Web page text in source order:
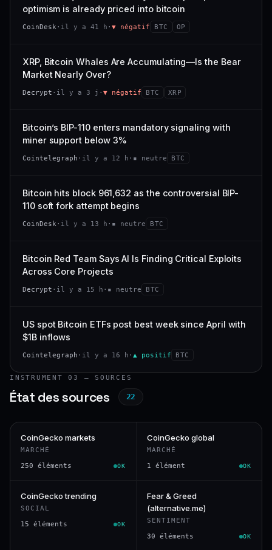
CONFIANCE
VAR. 7 J VAR. 30 J
CONFIANCE
momentum 24 h dégradé (+0,0 %), volume 24 h atone
(0,9 % de sa capitalisation échangés).
538 M$ 4,7 M$
−2,9 % −1,9 %
−50,0 % #93
CONFIANCE
optimism is already priced into bitcoin
CoinDesk · il y a 41 h · ▼ négatif BTC OP
XRP, Bitcoin Whales Are Accumulating—Is the Bear
Market Nearly Over?
Decrypt · il y a 3 j · ▼ négatif BTC XRP
Bitcoin’s BIP-110 enters mandatory signaling with
miner support below 3%
Cointelegraph · il y a 12 h · ▪ neutre BTC
Bitcoin hits block 961,632 as the controversial BIP-
110 soft fork attempt begins
CoinDesk · il y a 13 h · ▪ neutre BTC
Bitcoin Red Team Says AI Is Finding Critical Exploits
Across Core Projects
Decrypt · il y a 15 h · ▪ neutre BTC
US spot Bitcoin ETFs post best week since April with
$1B inflows
Cointelegraph · il y a 16 h · ▲ positif BTC
INSTRUMENT 03 — SOURCES
État des sources 22
CoinGecko markets
MARCHÉ
250 éléments OK
CoinGecko global
MARCHÉ
1 élément OK
CoinGecko trending
SOCIAL
15 éléments OK
Fear & Greed
(alternative.me)
SENTIMENT
30 éléments OK